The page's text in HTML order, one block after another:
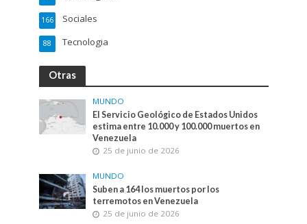
Sociales
166
Tecnologia
88
Otras
MUNDO
El Servicio Geológico de Estados Unidos
estima entre 10.000 y 100.000 muertos en
Venezuela
25 de junio de 2026
MUNDO
Suben a 164 los muertos por los
terremotos en Venezuela
25 de junio de 2026